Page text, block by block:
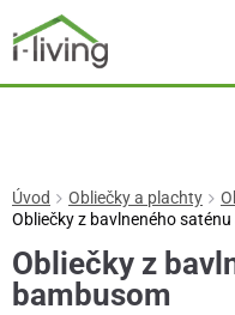
Úvod Obliečky a plachty
Obliečky z bavlneného
Obliečky z
bambusom